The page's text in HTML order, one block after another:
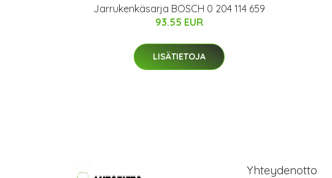
Jarrukenkäsarja BOSCH 0 204 114 659
93.55 EUR
LISÄTIETOJA
Yhteydenotto